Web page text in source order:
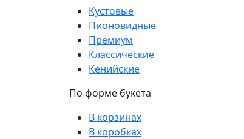
Кустовые
Пионовидные
Премиум
Классические
Кенийские
По форме букета
В корзинах
В коробках